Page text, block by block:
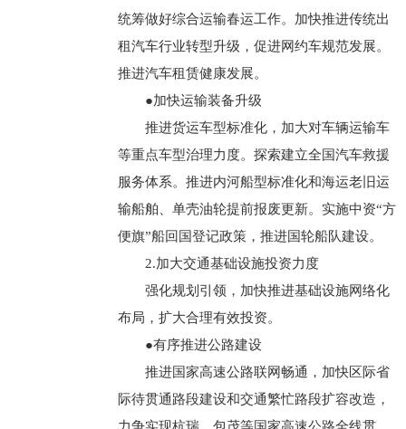
统筹做好综合运输春运工作。加快推进传统出
租汽车行业转型升级，促进网约车规范发展。
推进汽车租赁健康发展。
●加快运输装备升级
推进货运车型标准化，加大对车辆运输车
等重点车型治理力度。探索建立全国汽车救援
服务体系。推进内河船型标准化和海运老旧运
输船舶、单壳油轮提前报废更新。实施中资“方
便旗”船回国登记政策，推进国轮船队建设。
2.加大交通基础设施投资力度
强化规划引领，加快推进基础设施网络化
布局，扩大合理有效投资。
●有序推进公路建设
推进国家高速公路联网畅通，加快区际省
际待贯通路段建设和交通繁忙路段扩容改造，